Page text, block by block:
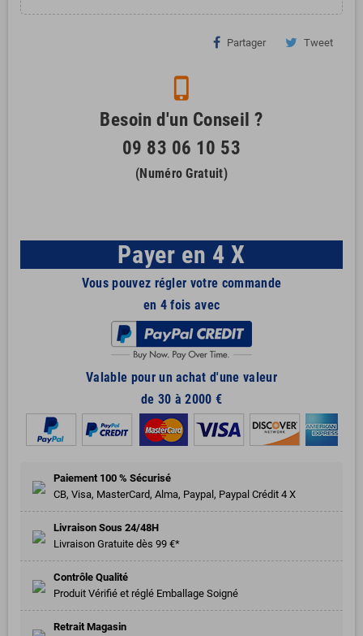
Partager Tweet
phone_iphone
Besoin d'un Conseil ?
09 83 06 10 53
(Numéro Gratuit)
Payer en 4 X
Vous pouvez régler votre commande
en 4 fois avec
Valable pour un achat d'une valeur
de 30 à 2000 €
Paiement 100 % Sécurisé
CB, Visa, MasterCard, Alma, Paypal, Paypal Crédit 4 X
Livraison Sous 24/48H
Livraison Gratuite dès 99 €*
Contrôle Qualité
Produit Vérifié et réglé Emballage Soigné
Retrait Magasin